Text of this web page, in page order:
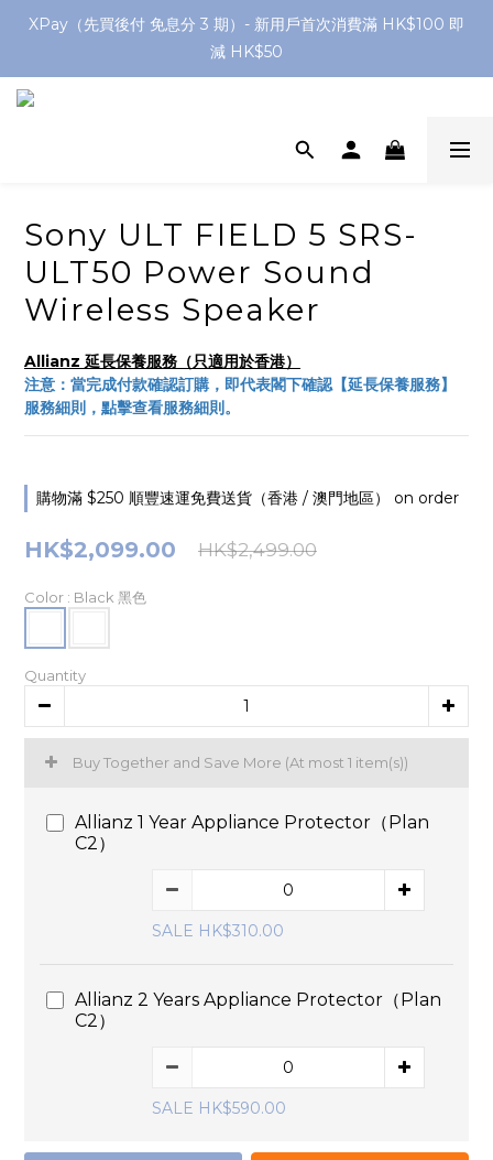
網店購滿 $250 香港/澳門地區 免費送貨
XPay（先買後付 免息分 3 期）- 新用戶首次消費滿 HK$100 即
減 HK$50
Sony ULT FIELD 5 SRS-
ULT50 Power Sound
Wireless Speaker
Allianz 延長保養服務（只適用於香港）
注意：當完成付款確認訂購，即代表閣下確認【延長保養服務】
服務細則，點擊查看服務細則。
購物滿 $250 順豐速運免費送貨（香港 / 澳門地區） on order
HK$2,099.00 HK$2,499.00
Color : Black 黑色
Quantity
Buy Together and Save More (At most 1 item(s))
Allianz 1 Year Appliance Protector（Plan
C2）
SALE HK$310.00
Allianz 2 Years Appliance Protector（Plan
C2）
SALE HK$590.00